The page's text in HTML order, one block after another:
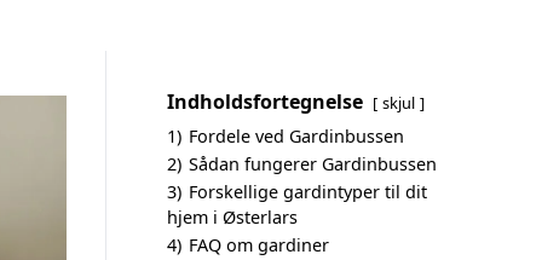
Indholdsfortegnelse skjul
1) Fordele ved Gardinbussen
2) Sådan fungerer Gardinbussen
3) Forskellige gardintyper til dit
hjem i Østerlars
4) FAQ om gardiner